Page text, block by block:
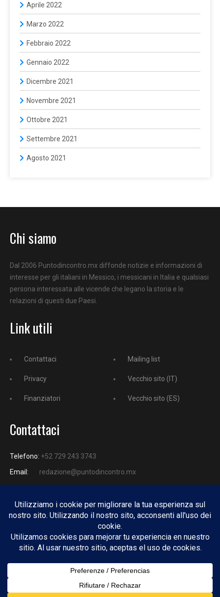
Aprile 2022
Marzo 2022
Febbraio 2022
Gennaio 2022
Dicembre 2021
Novembre 2021
Ottobre 2021
Settembre 2021
Agosto 2021
Chi siamo
Dal 2006 Puntodincontro.mx diffonde notizie e informazioni di
interesse per gli italiani in Messico, i messicani in Italia e qualsiasi
persona interessata alle vicende che legano la storia e le
relazioni di questi due Paesi.
Link utili
Contattaci
Privacy
Finanziatori
Mailing list
Vecchio sito (IT)
Vecchio sito (ES)
Contattaci
Telefono: +52 729 243 3743
Email:
redazione@puntodincontro.mx
PUNTODINCONTRO
Copyright © 2025 Puntodincontro